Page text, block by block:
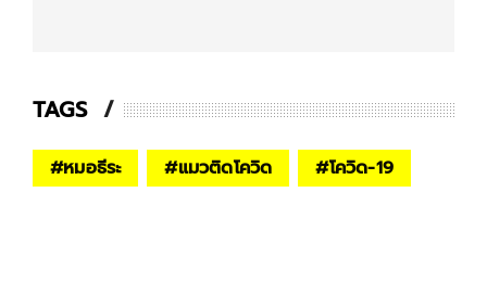
TAGS
#หมอธีระ #แมวติดโควิด #โควิด-19